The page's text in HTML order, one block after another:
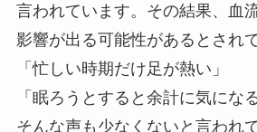
言われています。その結果、血
影響が出る可能性があるとされ
「忙しい時期だけ足が熱い」
「眠ろうとすると余計に気になる
そんな声も少なくないと言われ